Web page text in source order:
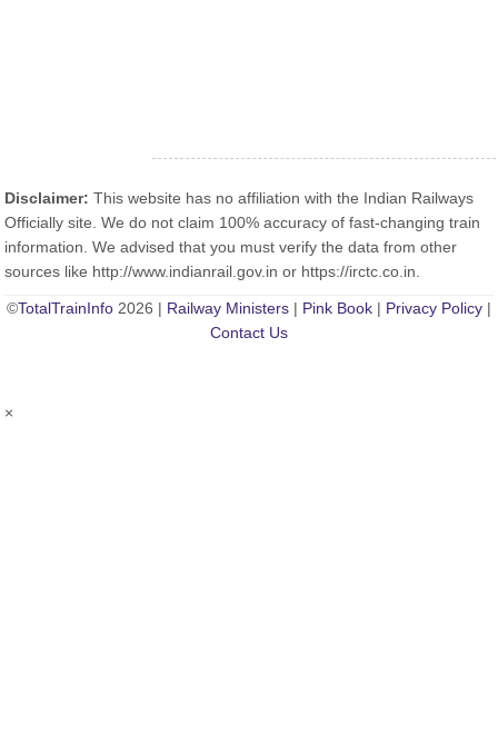
Disclaimer: This website has no affiliation with the Indian Railways
Officially site. We do not claim 100% accuracy of fast-changing train
information. We advised that you must verify the data from other
sources like http://www.indianrail.gov.in or https://irctc.co.in.
©TotalTrainInfo 2026 | Railway Ministers | Pink Book | Privacy Policy |
Contact Us
×